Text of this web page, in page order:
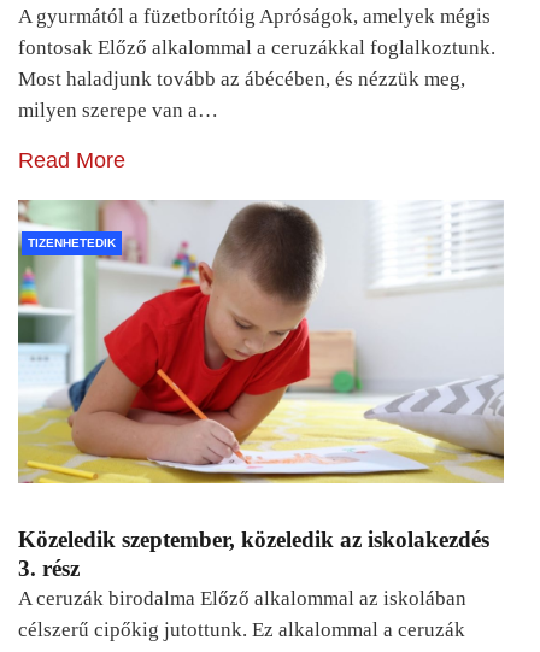
A gyurmától a füzetborítóig Apróságok, amelyek mégis
fontosak Előző alkalommal a ceruzákkal foglalkoztunk.
Most haladjunk tovább az ábécében, és nézzük meg,
milyen szerepe van a…
Read More
TIZENHETEDIK
Közeledik szeptember, közeledik az iskolakezdés
3. rész
A ceruzák birodalma Előző alkalommal az iskolában
célszerű cipőkig jutottunk. Ez alkalommal a ceruzák